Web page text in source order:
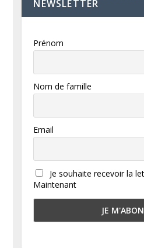
NEWSLETTER
Prénom
Nom de famille
Email
Je souhaite recevoir la
Maintenant